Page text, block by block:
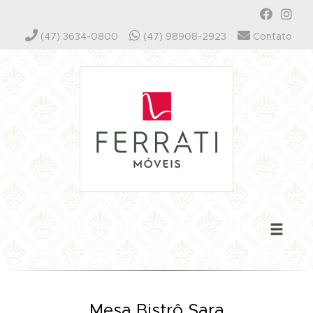
(47) 3634-0800 (47) 98908-2923 Contato